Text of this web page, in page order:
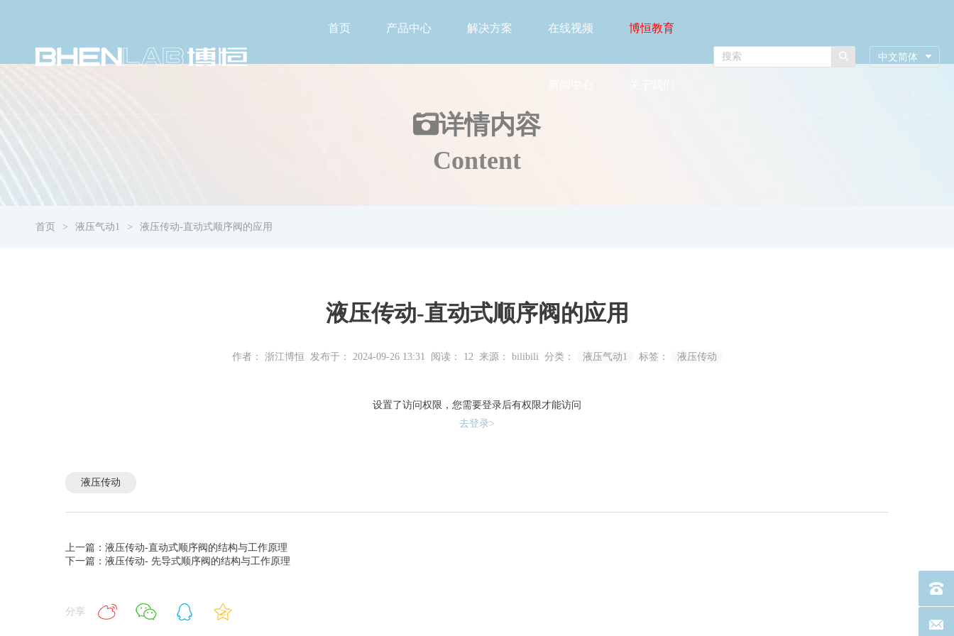
首页 产品中心 解决方案 在线视频 博恒教育
中文简体
详情内容
Content
首页 液压气动1 液压传动-直动式顺序阀的应用
液压传动-直动式顺序阀的应用
作者： 浙江博恒 发布于： 2024-09-26 13:31 阅读： 12 来源： bilibili 分类： 液压气动1 标签： 液压传动
设置了访问权限，您需要登录后有权限才能访问
去登录>
液压传动
上一篇：液压传动-直动式顺序阀的结构与工作原理
下一篇：液压传动- 先导式顺序阀的结构与工作原理
分享
电话
联系